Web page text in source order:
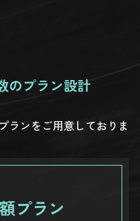
のプラン設計
ランをご用意しておりま
プラン